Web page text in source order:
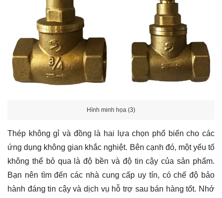
Hình minh họa (3)
Thép không gỉ và đồng là hai lựa chọn phổ biến cho các
ứng dụng không gian khắc nghiệt. Bên cạnh đó, một yếu tố
không thể bỏ qua là độ bền và độ tin cậy của sản phẩm.
Bạn nên tìm đến các nhà cung cấp uy tín, có chế độ bảo
hành đáng tin cậy và dịch vụ hỗ trợ sau bán hàng tốt. Nhớ